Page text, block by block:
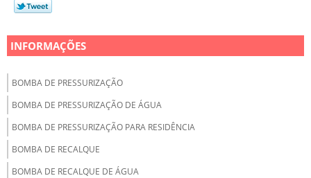
INFORMAÇÕES
BOMBA DE PRESSURIZAÇÃO
BOMBA DE PRESSURIZAÇÃO DE ÁGUA
BOMBA DE PRESSURIZAÇÃO PARA RESIDÊNCIA
BOMBA DE RECALQUE
BOMBA DE RECALQUE DE ÁGUA